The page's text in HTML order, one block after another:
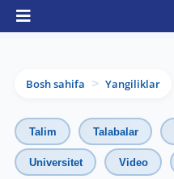
Bosh sahifa > Yangiliklar
Talim Talabalar
Universitet Video